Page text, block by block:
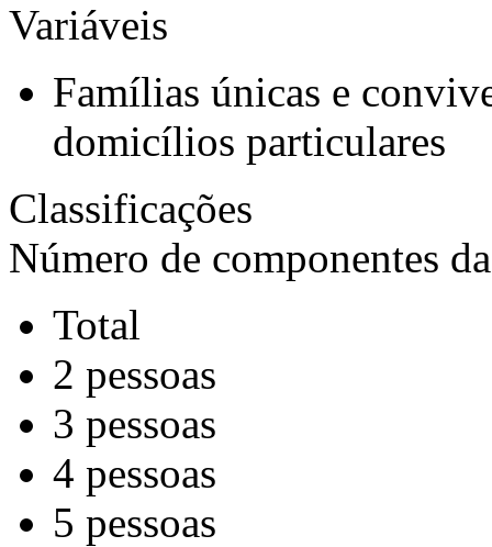
Variáveis
Famílias únicas e
domicílios particulares
Classificações
Número de componentes
Total
2 pessoas
3 pessoas
4 pessoas
5 pessoas